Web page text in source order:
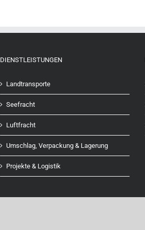
DIENSTLEISTUNGEN
Landtransporte
Seefracht
Luftfracht
Umschlag, Verpackung & Lagerung
Projekte & Logistik